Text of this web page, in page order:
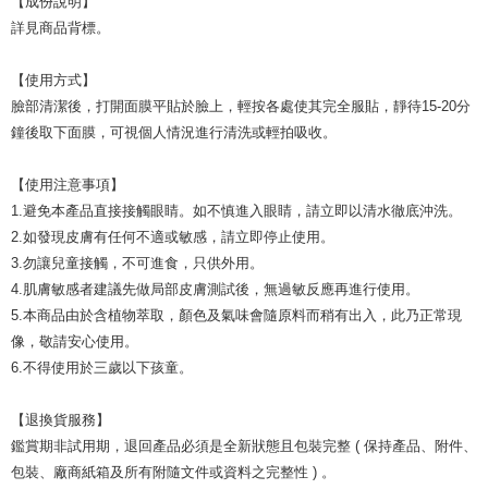
詳見商品背標。
【使用方式】
臉部清潔後，打開面膜平貼於臉上，輕按各處使其完全服貼，靜待15-20分
鐘後取下面膜，可視個人情況進行清洗或輕拍吸收。
【使用注意事項】
1.避免本產品直接接觸眼睛。如不慎進入眼睛，請立即以清水徹底沖洗。
2.如發現皮膚有任何不適或敏感，請立即停止使用。
3.勿讓兒童接觸，不可進食，只供外用。
4.肌膚敏感者建議先做局部皮膚測試後，無過敏反應再進行使用。
5.本商品由於含植物萃取，顏色及氣味會隨原料而稍有出入，此乃正常現
像，敬請安心使用。
6.不得使用於三歲以下孩童。
【退換貨服務】
鑑賞期非試用期，退回產品必須是全新狀態且包裝完整 ( 保持產品、附件、
包裝、廠商紙箱及所有附隨文件或資料之完整性 ) 。